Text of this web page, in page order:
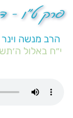
פרק ט"ו –
הרב מנשה וינר
י״ח באלול